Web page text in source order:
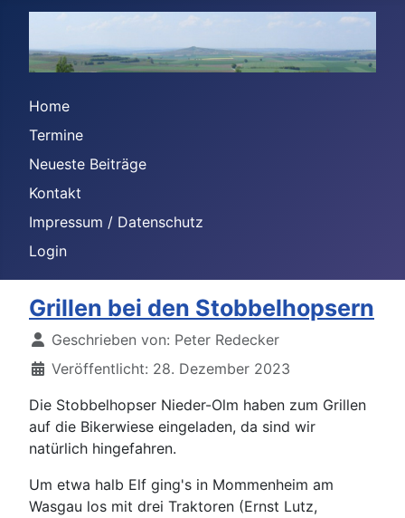
Home
Termine
Neueste Beiträge
Kontakt
Impressum / Datenschutz
Login
Grillen bei den Stobbelhopsern
DetailsGeschrieben von: Peter Redecker
Veröffentlicht: 28. Dezember 2023
Die Stobbelhopser Nieder-Olm haben zum Grillen
auf die Bikerwiese eingeladen, da sind wir
natürlich hingefahren.
Um etwa halb Elf ging's in Mommenheim am
Wasgau los mit drei Traktoren (Ernst Lutz,